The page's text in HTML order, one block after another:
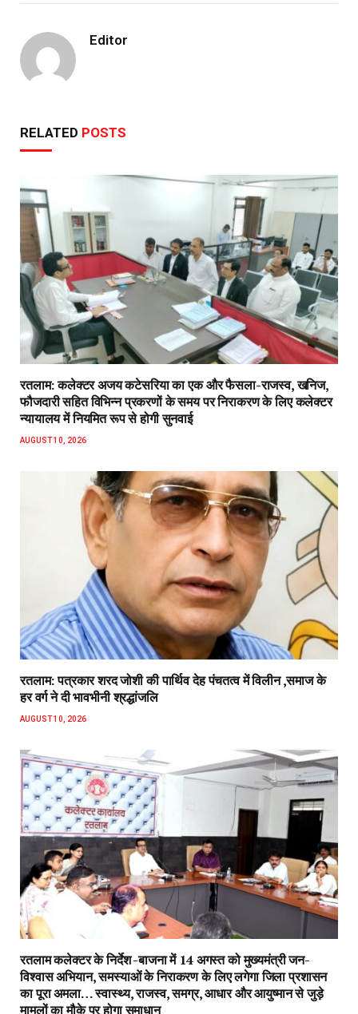
Editor
RELATED POSTS
रतलाम: कलेक्टर अजय कटेसरिया का एक और फैसला-राजस्व, खनिज,
फौजदारी सहित विभिन्न प्रकरणों के समय पर निराकरण के लिए कलेक्टर
न्यायालय में नियमित रूप से होगी सुनवाई
AUGUST 10, 2026
रतलाम: पत्रकार शरद जोशी की पार्थिव देह पंचतत्व में विलीन ,समाज के
हर वर्ग ने दी भावभीनी श्रद्धांजलि
AUGUST 10, 2026
रतलाम कलेक्टर के निर्देश -बाजना में 14 अगस्त को मुख्यमंत्री जन-
विश्वास अभियान, समस्याओं के निराकरण के लिए लगेगा जिला प्रशासन
का पूरा अमला… स्वास्थ्य, राजस्व, समग्र, आधार और आयुष्मान से जुड़े
मामलों का मौके पर होगा समाधान